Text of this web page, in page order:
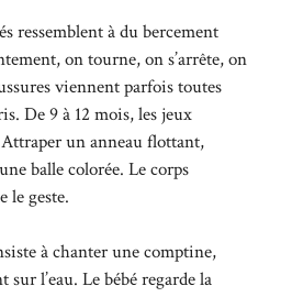
ressemblent à du bercement
on tourne, on s’arrête, on
viennent parfois toutes
De 9 à 12 mois, les jeux
un anneau flottant,
balle colorée. Le corps
le geste.
à chanter une comptine,
l’eau. Le bébé regarde la